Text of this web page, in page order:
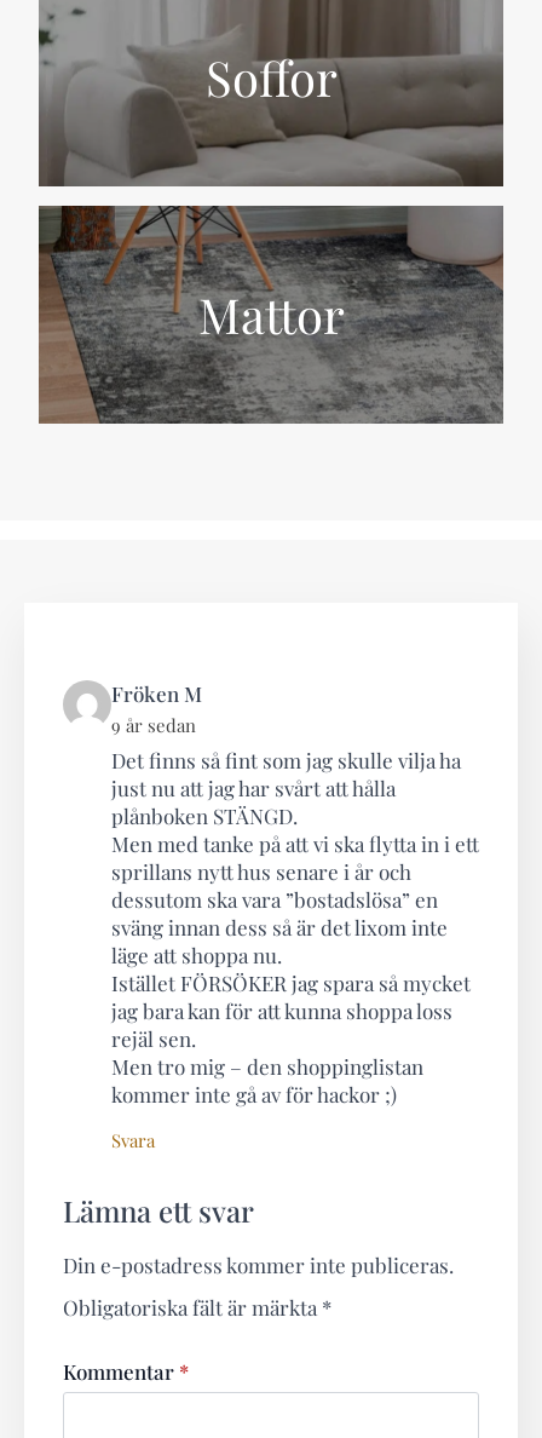
Soffor
Mattor
Fröken Msays:
9 år sedan
Det finns så fint som jag skulle vilja ha
just nu att jag har svårt att hålla
plånboken STÄNGD.
Men med tanke på att vi ska flytta in i ett
sprillans nytt hus senare i år och
dessutom ska vara ”bostadslösa” en
sväng innan dess så är det lixom inte
läge att shoppa nu.
Istället FÖRSÖKER jag spara så mycket
jag bara kan för att kunna shoppa loss
rejäl sen.
Men tro mig – den shoppinglistan
kommer inte gå av för hackor ;)
Svara
Lämna ett svar
Din e-postadress kommer inte publiceras.
Obligatoriska fält är märkta *
Kommentar *